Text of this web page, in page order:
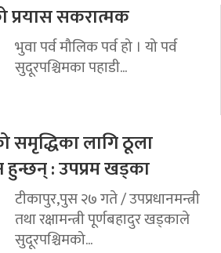
प्रयास सकरात्मक
भुवा पर्व मौलिक पर्व हो । यो पर्व
सुदूरपश्चिमका पहाडी...
समृद्धिका लागि ठूला
: उपप्रम खड्का
टीकापुर,पुस २७ गते / उपप्रधानमन्त्री
तथा रक्षामन्त्री पूर्णबहादुर खड्काले
सुदूरपश्चिमको...